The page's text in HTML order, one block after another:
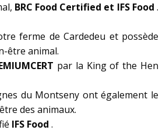
BRC Food Certified et IFS Food.
ferme de Cardedeu et possède
être animal.
par la King of the Hen
du Montseny ont également le
des animaux.
IFS Food .